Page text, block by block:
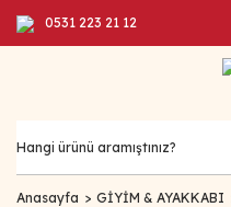
0531 223 21 12
Anasayfa GİYİM & AYAKKABI